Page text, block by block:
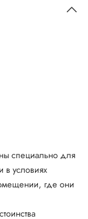
специально для
в условиях
где они